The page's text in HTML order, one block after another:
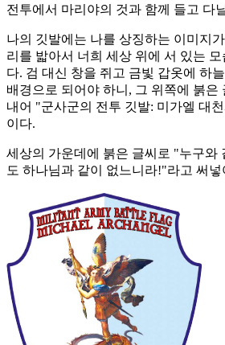
전투에서 마리야의 것과 함께 들고 다
나의 깃발에는 나를 상징하는 이미지
리를 밟아서 너희 세상 위에 서 있는
다. 검 대신 창을 쥐고 금빛 갑옷에 하
배경으로 되어야 하니, 그 위쪽에 붉은
내어 "군사군의 전투 깃발: 미가엘 대
이다.
세상의 가운데에 붉은 글씨로 "누구와
도 하나님과 같이 없느니라!"라고 써넣